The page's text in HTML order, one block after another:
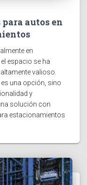
autos en
en
espacio se ha
valioso.
una opción, sino
y
solución con
estacionamientos